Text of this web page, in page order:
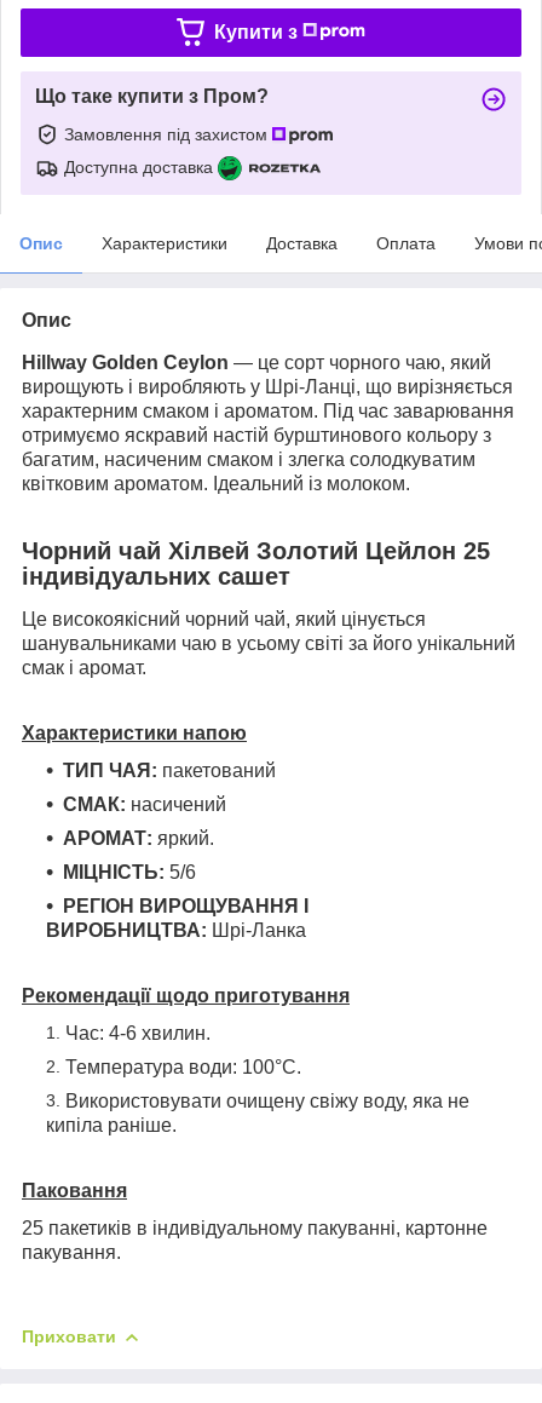
Купити з
Що таке купити з Пром?
Замовлення під захистом
Доступна доставка
Опис Характеристики Доставка Оплата Умови
Опис
Hillway Golden Ceylon — це сорт чорного чаю, який
вирощують і виробляють у Шрі-Ланці, що вирізняється
характерним смаком і ароматом. Під час заварювання
отримуємо яскравий настій бурштинового кольору з
багатим, насиченим смаком і злегка солодкуватим
квітковим ароматом. Ідеальний із молоком.
Чорний чай Хілвей Золотий Цейлон 25
індивідуальних сашет
Це високоякісний чорний чай, який цінується
шанувальниками чаю в усьому світі за його унікальний
смак і аромат.
Характеристики напою
ТИП ЧАЯ: пакетований
СМАК: насичений
АРОМАТ: яркий.
МІЦНІСТЬ: 5/6
РЕГІОН ВИРОЩУВАННЯ І
ВИРОБНИЦТВА: Шрі-Ланка
Рекомендації щодо приготування
Час: 4-6 хвилин.
Температура води: 100°С.
Використовувати очищену свіжу воду, яка не
кипіла раніше.
Паковання
25 пакетиків в індивідуальному пакуванні, картонне
пакування.
Приховати